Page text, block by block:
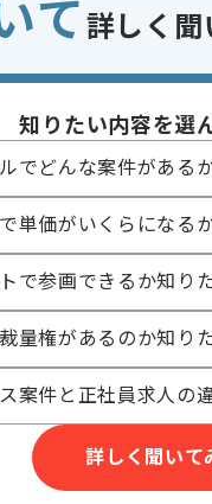
。
て 詳しく聞
知りたい内容を選
でどんな案件がある
単価がいくらになる
で参画できるか知り
量権があるのか知り
案件と正社員求人の
詳しく聞いて